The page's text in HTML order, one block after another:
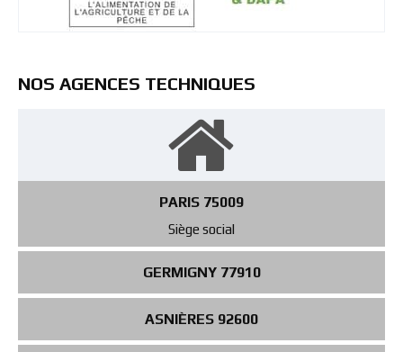
NOS AGENCES TECHNIQUES
PARIS 75009
Siège social
GERMIGNY 77910
ASNIÈRES 92600